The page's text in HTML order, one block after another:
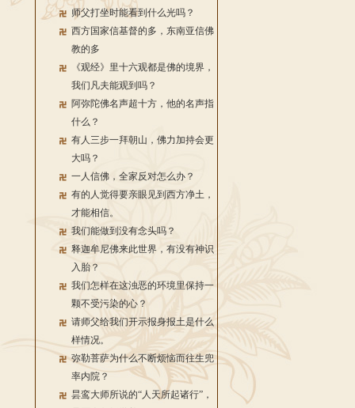
师父打坐时能看到什么光吗？
西方国家信基督的多，东南亚信佛
教的多
《观经》里十六观都是佛的境界，
我们凡夫能观到吗？
阿弥陀佛名声超十方，他的名声指
什么？
有人三步一拜朝山，佛力加持会更
大吗？
一人信佛，全家反对怎么办？
有的人觉得要亲眼见到西方净土，
才能相信。
我们能做到没有念头吗？
释迦牟尼佛来此世界，有没有神识
入胎？
我们怎样在这浊恶的环境里保持一
颗不受污染的心？
请师父给我们开示报身报土是什么
样情况。
弥勒菩萨为什么不断烦恼而往生兜
率内院？
昙鸾大师所说的“人天所起诸行”，